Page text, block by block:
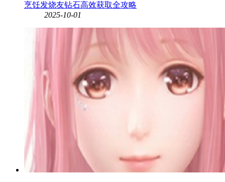
烹饪发烧友钻石高效获取全攻略
2025-10-01